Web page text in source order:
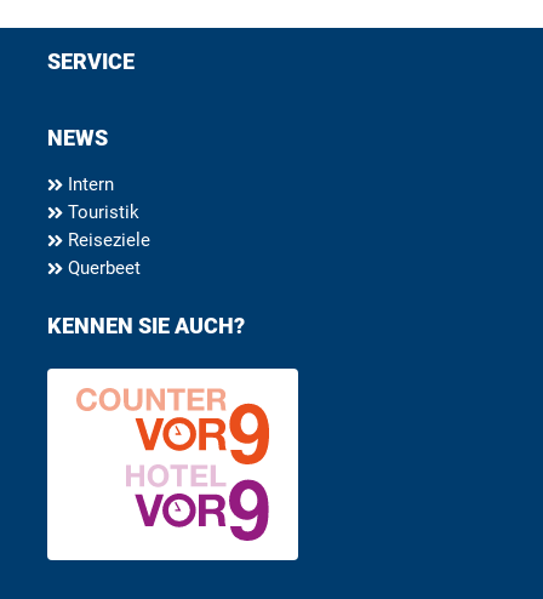
SERVICE
NEWS
Intern
Touristik
Reiseziele
Querbeet
KENNEN SIE AUCH?